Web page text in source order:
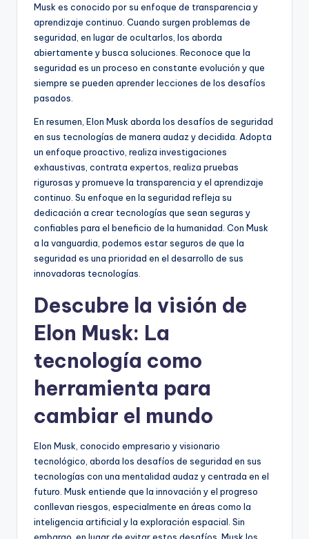
Musk es conocido por su enfoque de transparencia y
aprendizaje continuo. Cuando surgen problemas de
seguridad, en lugar de ocultarlos, los aborda
abiertamente y busca soluciones. Reconoce que la
seguridad es un proceso en constante evolución y que
siempre se pueden aprender lecciones de los desafíos
pasados.
En resumen, Elon Musk aborda los desafíos de seguridad
en sus tecnologías de manera audaz y decidida. Adopta
un enfoque proactivo, realiza investigaciones
exhaustivas, contrata expertos, realiza pruebas
rigurosas y promueve la transparencia y el aprendizaje
continuo. Su enfoque en la seguridad refleja su
dedicación a crear tecnologías que sean seguras y
confiables para el beneficio de la humanidad. Con Musk
a la vanguardia, podemos estar seguros de que la
seguridad es una prioridad en el desarrollo de sus
innovadoras tecnologías.
Descubre la visión de
Elon Musk: La
tecnología como
herramienta para
cambiar el mundo
Elon Musk, conocido empresario y visionario
tecnológico, aborda los desafíos de seguridad en sus
tecnologías con una mentalidad audaz y centrada en el
futuro. Musk entiende que la innovación y el progreso
conllevan riesgos, especialmente en áreas como la
inteligencia artificial y la exploración espacial. Sin
embargo, en lugar de evitar estos desafíos, Musk los